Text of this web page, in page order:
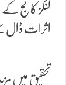
کنگز کالج
اثرات ڈال
تحقیق میں